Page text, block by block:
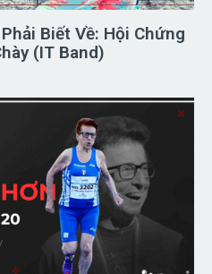
Biết Về: Hội Chứng
(IT Band)